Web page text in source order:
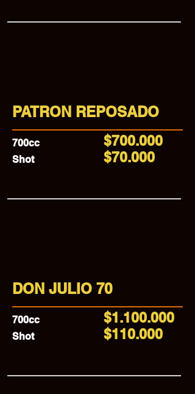
PATRON REPOSADO
700cc
Shot
$700.000
$70.000
DON JULIO 70
700cc
Shot
$1.100.000
$110.000